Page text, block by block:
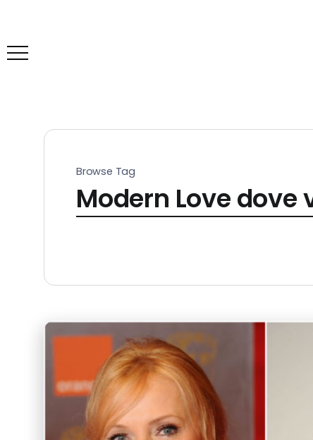
Browse Tag
Modern Love dove